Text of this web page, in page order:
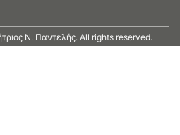
N. Παντελής. All rights reserved.